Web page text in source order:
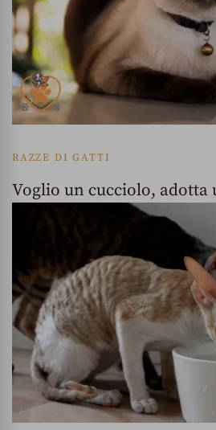
RAZZE DI GATTI
Voglio un cucciolo, adotta